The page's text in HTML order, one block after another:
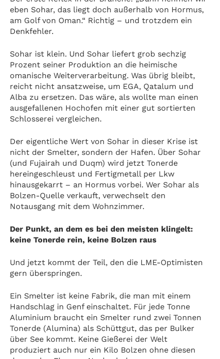
eben Sohar, das liegt doch außerhalb von Hormus,
am Golf von Oman.“ Richtig – und trotzdem ein
Denkfehler.
Sohar ist klein. Und Sohar liefert grob sechzig
Prozent seiner Produktion an die heimische
omanische Weiterverarbeitung. Was übrig bleibt,
reicht nicht ansatzweise, um EGA, Qatalum und
Alba zu ersetzen. Das wäre, als wollte man einen
ausgefallenen Hochofen mit einer gut sortierten
Schlosserei vergleichen.
Der eigentliche Wert von Sohar in dieser Krise ist
nicht der Smelter, sondern der Hafen. Über Sohar
(und Fujairah und Duqm) wird jetzt Tonerde
hereingeschleust und Fertigmetall per Lkw
hinausgekarrt – an Hormus vorbei. Wer Sohar als
Bolzen-Quelle verkauft, verwechselt den
Notausgang mit dem Wohnzimmer.
Der Punkt, an dem es bei den meisten klingelt:
keine Tonerde rein, keine Bolzen raus
Und jetzt kommt der Teil, den die LME-Optimisten
gern überspringen.
Ein Smelter ist keine Fabrik, die man mit einem
Handschlag in Genf einschaltet. Für jede Tonne
Aluminium braucht ein Smelter rund zwei Tonnen
Tonerde (Alumina) als Schüttgut, das per Bulker
über See kommt. Keine Gießerei der Welt
produziert auch nur ein Kilo Bolzen ohne diesen